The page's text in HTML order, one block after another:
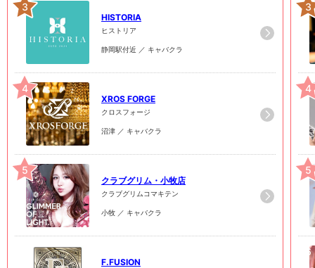
3
HISTORIA
ヒストリア
静岡駅付近 ／ キャバクラ
4
XROS FORGE
クロスフォージ
沼津 ／ キャバクラ
5
クラブグリム・小牧店
クラブグリムコマキテン
小牧 ／ キャバクラ
F.FUSION
3
4
5
6